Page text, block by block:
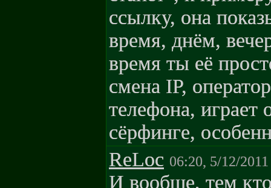
ссылку, она
время, днём,
время ты её
смена IP,
телефона,
сёрфинге,
ReLoc 06:20, 5/12/2011
И вообще, тем